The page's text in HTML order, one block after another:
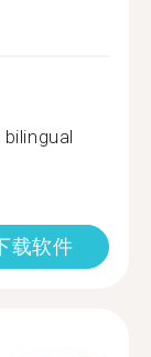
载软件